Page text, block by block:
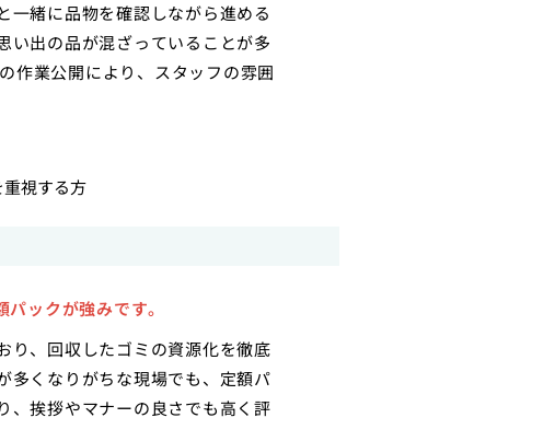
一緒に品物を確認しながら進める
い出の品が混ざっていることが多
作業公開により、スタッフの雰囲
視する方
ックが強みです。
り、回収したゴミの資源化を徹底
多くなりがちな現場でも、定額パ
、挨拶やマナーの良さでも高く評